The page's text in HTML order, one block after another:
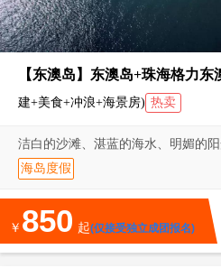
【东澳岛】东澳岛+珠海格力东
建+美食+冲浪+海景房) 热卖
洁白的沙滩、湛蓝的海水、明媚的
海岛度假
￥ 850 起(仅接受独立成团报名)